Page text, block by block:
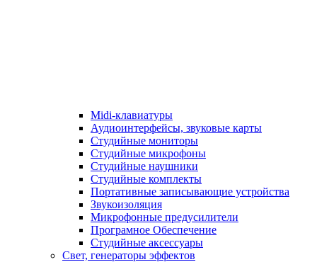
Midi-клавиатуры
Аудиоинтерфейсы, звуковые карты
Студийные мониторы
Студийные микрофоны
Студийные наушники
Студийные комплекты
Портативные записывающие устройства
Звукоизоляция
Микрофонные предусилители
Програмное Обеспечение
Студийные аксессуары
Свет, генераторы эффектов